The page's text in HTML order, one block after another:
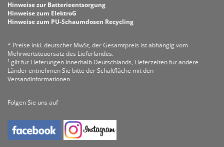
Hinweise zur Batterieentsorgung
Hinweise zum ElektroG
Hinweise zum PU-Schaumdosen Recycling
* Preise inkl. deutscher MwSt, der Gesamtpreis ist abhängig vom
Mehrwertsteuersatz des Lieferlandes.
¹ gilt für Lieferungen innerhalb Deutschlands, Lieferzeiten für andere
Länder entnehmen Sie bitte der Schaltfläche mit den
Versandinformationen
Folgen Sie uns auf